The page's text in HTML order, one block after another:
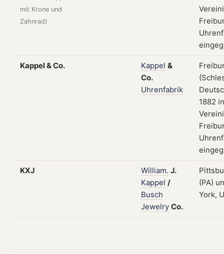
mit Krone und
Zahnrad)
Kappel & Co. Kappel &
Co.
Uhrenfabrik
1882
KXJ William. J.
Kappel /
Busch
Jewelry Co.
(PA)
York,